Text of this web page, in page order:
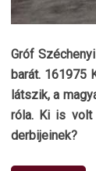
Gróf
barát. 161975
látszik, a
róla. Ki is volt
derbijeinek?